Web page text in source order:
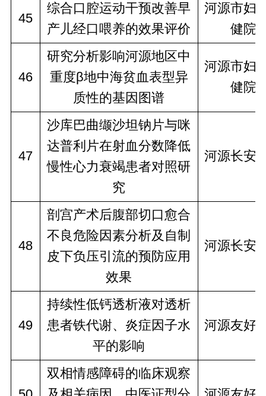
45
综合口腔运动干预改善早
产儿经口喂养的效果评价
河源市妇
健院
46
研究分析影响河源地区中
重度β地中海贫血表型异
质性的基因图谱
河源市妇
健院
47
沙库巴曲缬沙坦钠片与咪
达普利片在射血分数降低
慢性心力衰竭患者对照研
究
河源长安
48
剖宫产术后腹部切口愈合
不良危险因素分析及自制
皮下负压引流的预防应用
效果
河源长安
49
持续性低钙透析液对透析
患者铁代谢、炎症因子水
平的影响
河源友好
双相情感障碍的临床观察